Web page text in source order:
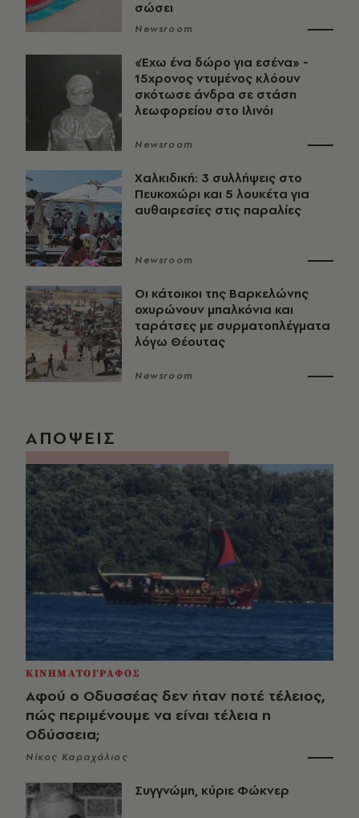
σώσει
Newsroom
«Έχω ένα δώρο για εσένα» -
15χρονος ντυμένος κλόουν
σκότωσε άνδρα σε στάση
λεωφορείου στο Ιλινόι
Newsroom
Χαλκιδική: 3 συλλήψεις στο
Πευκοχώρι και 5 λουκέτα για
αυθαιρεσίες στις παραλίες
Newsroom
Οι κάτοικοι της Βαρκελώνης
οχυρώνουν μπαλκόνια και
ταράτσες με συρματοπλέγματα
λόγω Θέουτας
Newsroom
ΑΠΟΨΕΙΣ
ΚΙΝΗΜΑΤΟΓΡΑΦΟΣ
Αφού ο Οδυσσέας δεν ήταν ποτέ τέλειος,
πώς περιμένουμε να είναι τέλεια η
Οδύσσεια;
Νίκος Καραχάλιος
Συγγνώμη, κύριε Φώκνερ